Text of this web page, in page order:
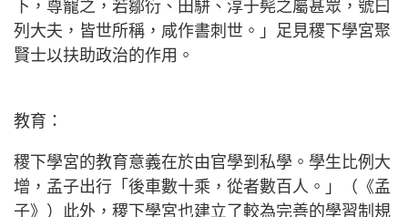
下，尊寵之，若鄒衍、田駢、淳于髡之屬甚眾，號曰
列大夫，皆世所稱，咸作書刺世。」足見稷下學宮聚
賢士以扶助政治的作用。
教育：
稷下學宮的教育意義在於由官學到私學。學生比例大
增，孟子出行「後車數十乘，從者數百人。」（《孟
子》）此外，稷下學宮也建立了較為完善的學習制規